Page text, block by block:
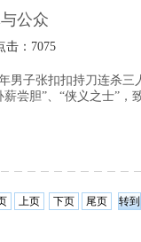
公众
击： 7075
男子张扣扣持刀连杀
尝胆”、“侠义之士”
上页 下页 尾页